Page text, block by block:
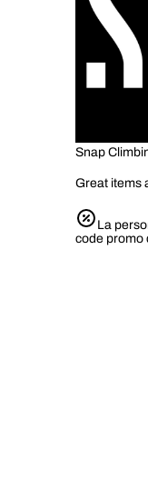
Snap
Great items
La
code promo